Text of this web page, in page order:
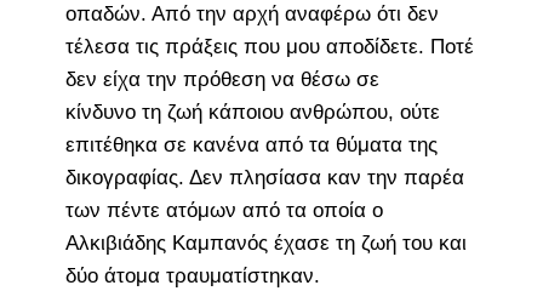
οπαδών. Από την αρχή αναφέρω ότι δεν
τέλεσα τις πράξεις που μου αποδίδετε. Ποτέ
δεν είχα την πρόθεση να θέσω σε
κίνδυνο τη ζωή κάποιου ανθρώπου, ούτε
επιτέθηκα σε κανένα από τα θύματα της
δικογραφίας. Δεν πλησίασα καν την παρέα
των πέντε ατόμων από τα οποία ο
Αλκιβιάδης Καμπανός έχασε τη ζωή του και
δύο άτομα τραυματίστηκαν.